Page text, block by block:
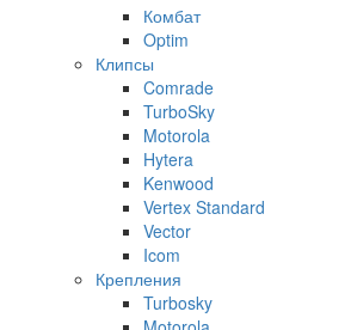
Комбат
Optim
Клипсы
Comrade
TurboSky
Motorola
Hytera
Kenwood
Vertex Standard
Vector
Icom
Крепления
Turbosky